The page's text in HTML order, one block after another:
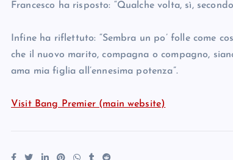
Francesco ha risposto: “Qualche volta, sì,
Infine ha riflettuto: “Sembra un po’ folle come
che il nuovo marito, compagna o compagno,
ama mia figlia all’ennesima potenza”.
Visit Bang Premier (main website)